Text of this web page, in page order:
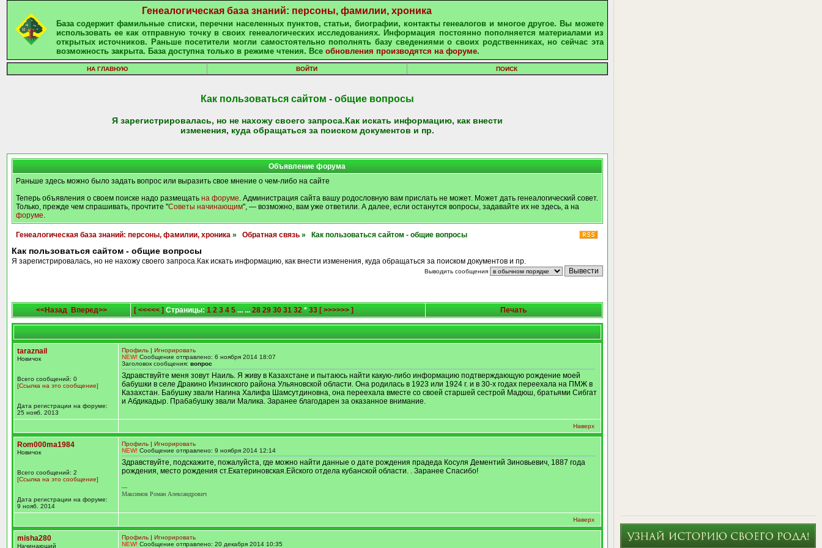
Генеалогическая база знаний: персоны, фамилии, хроника
База содержит фамильные списки, перечни населенных пунктов, статьи, биографии, контакты генеалогов и многое другое. Вы можете
использовать ее как отправную точку в своих генеалогических исследованиях. Информация постоянно пополняется материалами из
открытых источников. Раньше посетители могли самостоятельно пополнять базу сведениями о своих родственниках, но сейчас эта
возможность закрыта. База доступна только в режиме чтения. Все обновления производятся на форуме.
НА ГЛАВНУЮ ВОЙТИ ПОИСК
Как пользоваться сайтом - общие вопросы
Я зарегистрировалась, но не нахожу своего запроса.Как искать информацию, как внести
изменения, куда обращаться за поиском документов и пр.
Объявление форума
Раньше здесь можно было задать вопрос или выразить свое мнение о чем-либо на сайте
Теперь объявления о своем поиске надо размещать на форуме. Администрация сайта вашу родословную вам прислать не может. Может дать генеалогический совет.
Только, прежде чем спрашивать, прочтите "Советы начинающим", — возможно, вам уже ответили. А далее, если останутся вопросы, задавайте их не здесь, а на
форуме.
Генеалогическая база знаний: персоны, фамилии, хроника» Обратная связь» Как пользоваться сайтом - общие вопросы
Как пользоваться сайтом - общие вопросы
Я зарегистрировалась, но не нахожу своего запроса.Как искать информацию, как внести изменения, куда обращаться за поиском документов и пр.
Выводить сообщения
<<Назад Вперед>> [ <<<<< ] Страницы: 1 2 3 4 5... ... 28 29 30 31 32* 33 [ >>>>>> ] Печать
taraznail
Новичок
Всего сообщений: 0
[Ссылка на это сообщение]
Дата регистрации на форуме:
25 нояб. 2013
Профиль| Игнорировать
NEW! Сообщение отправлено: 6 ноября 2014 18:07
Заголовок сообщения: вопрос
Здравствуйте меня зовут Наиль. Я живу в Казахстане и пытаюсь найти какую-либо информацию подтверждающую рождение моей
бабушки в селе Дракино Инзинского района Ульяновской области. Она родилась в 1923 или 1924 г. и в 30-х годах переехала на ПМЖ в
Казахстан. Бабушку звали Нагина Халифа Шамсутдиновна, она переехала вместе со своей старшей сестрой Мадюш, братьями Сибгат
и Абдикадыр. Прабабушку звали Малика. Заранее благодарен за оказанное внимание.
Наверх
Rom000ma1984
Новичок
Всего сообщений: 2
[Ссылка на это сообщение]
Дата регистрации на форуме:
9 нояб. 2014
Профиль| Игнорировать
NEW! Сообщение отправлено: 9 ноября 2014 12:14
Здравствуйте, подскажите, пожалуйста, где можно найти данные о дате рождения прадеда Косуля Дементий Зиновьевич, 1887 года
рождения, место рождения ст.Екатериновская.Ейского отдела кубанской области. . Заранее Спасибо!
---
Максимов Роман Александрович
Наверх
misha280
Начинающий
Профиль| Игнорировать
NEW! Сообщение отправлено: 20 декабря 2014 10:35